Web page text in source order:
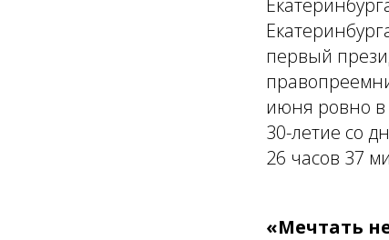
первый
июня ровно в
30-летие со
26 часов 37
«Мечтать